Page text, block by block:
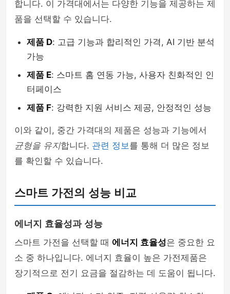
합니다. 이 가격대에서는 다양한 기능을 제공하는 제
품을 선택할 수 있습니다.
제품 D: 고급 기능과 합리적인 가격, AI 기반 분석
가능
제품 E: 스마트 홈 연동 가능, 사용자 친화적인 인
터페이스
제품 F: 강력한 지원 서비스 제공, 안정적인 성능
이와 같이, 중간 가격대의 제품은 성능과 기능에서
균형을 유지합니다. 관련 정보를 통해 더 많은 정보
를 확인할 수 있습니다.
스마트 가전의 성능 비교
에너지 효율성과 성능
스마트 가전을 선택할 때 에너지 효율성은 중요한 요
소 중 하나입니다. 에너지 효율이 높은 가전제품은
장기적으로 전기 요금을 절감하는 데 도움이 됩니다.